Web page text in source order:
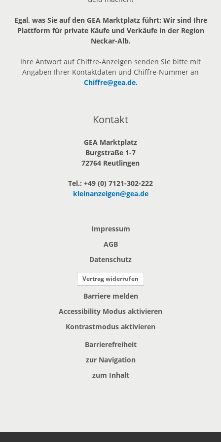
Egal, was Sie auf den GEA Marktplatz führt: Wir sind Ihre
Plattform für private Käufe und Verkäufe in der Region
Neckar-Alb.
Ihre Antwort auf Chiffre-Anzeigen senden Sie bitte mit
Angaben Ihrer Kontaktdaten und Chiffre-Nummer an
Chiffre@gea.de.
Kontakt
GEA Marktplatz
Burgstraße 1-7
72764 Reutlingen
Tel.: +49 (0) 7121-302-222
kleinanzeigen@gea.de
Impressum
AGB
Datenschutz
Vertrag widerrufen
Barriere melden
Accessibility Modus aktivieren
Kontrastmodus aktivieren
Barrierefreiheit
zur Navigation
zum Inhalt